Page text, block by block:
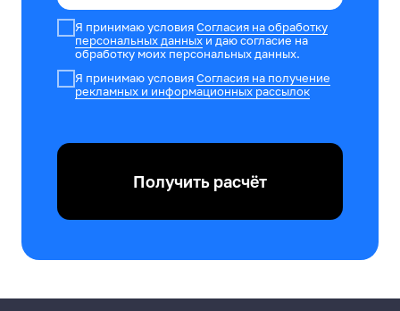
Я принимаю условияСогласия на обработку
персональных данных и даю согласие на
обработку моих персональных данных.
Я принимаю условияСогласия на получение
рекламных и информационных рассылок
Получить расчёт